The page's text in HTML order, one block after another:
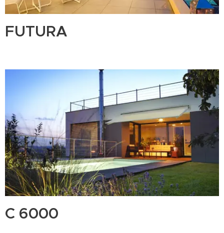
FUTURA
C 6000